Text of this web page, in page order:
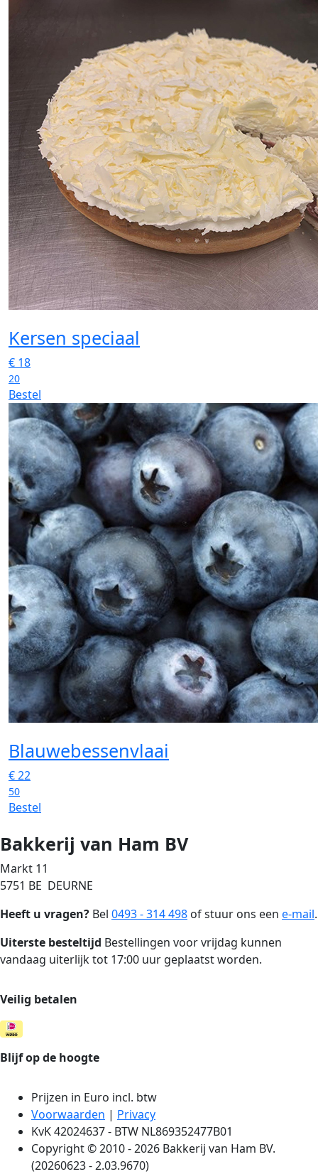
Kersen speciaal
€ 18
20
Bestel
Blauwebessenvlaai
€22
50
Bestel
Bakkerij van Ham BV
Markt 11
5751 BE DEURNE
Heeft u vragen? Bel 0493 - 314 498 of stuur ons een e-mail.
Uiterste besteltijd Bestellingen voor vrijdag kunnen
vandaag uiterlijk tot 17:00 uur geplaatst worden.
Veilig betalen
Blijf op de hoogte
Prijzen in Euro incl. btw
Voorwaarden | Privacy
KvK 42024637 - BTW NL869352477B01
Copyright © 2010 - 2026 Bakkerij van Ham BV.
(20260623 - 2.03.9670)